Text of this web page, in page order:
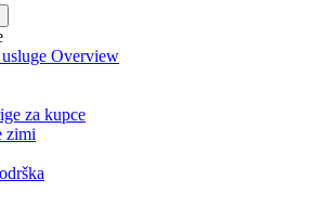
Overview
za kupce
zimi